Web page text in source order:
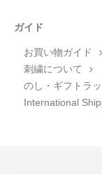
ガイド
お買い物ガイド
刺繍について
のし・ギフトラ
International